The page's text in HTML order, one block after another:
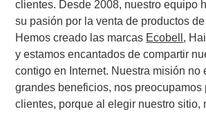
clientes. Desde 2008, nuestro equipo
su pasión por la venta de productos
Hemos creado las marcas Ecobell ,
y estamos encantados de compartir
contigo en Internet. Nuestra misión no
grandes beneficios, nos preocupamos
clientes, porque al elegir nuestro sitio,